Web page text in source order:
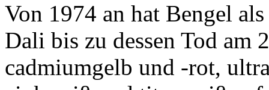
Von 1974 an hat Bengel
Dali bis zu dessen Tod am
cadmiumgelb und -rot,